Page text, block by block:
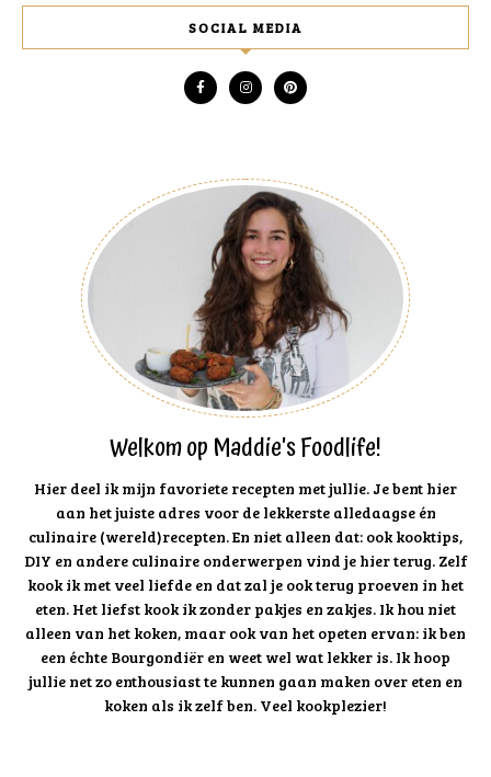
SOCIAL MEDIA
Welkom op Maddie's Foodlife!
Hier deel ik mijn favoriete recepten met jullie. Je bent hier
aan het juiste adres voor de lekkerste alledaagse én
culinaire (wereld)recepten. En niet alleen dat: ook kooktips,
DIY en andere culinaire onderwerpen vind je hier terug. Zelf
kook ik met veel liefde en dat zal je ook terug proeven in het
eten. Het liefst kook ik zonder pakjes en zakjes. Ik hou niet
alleen van het koken, maar ook van het opeten ervan: ik ben
een échte Bourgondiër en weet wel wat lekker is. Ik hoop
jullie net zo enthousiast te kunnen gaan maken over eten en
koken als ik zelf ben. Veel kookplezier!